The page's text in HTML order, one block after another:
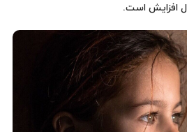
افزایش است.